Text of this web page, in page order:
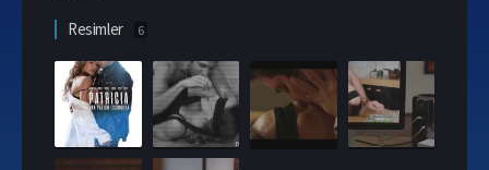
Resimler 6